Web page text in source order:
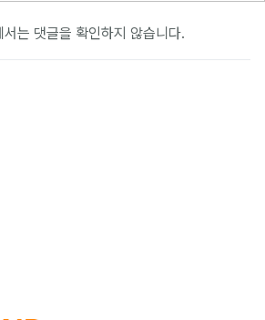
서는 댓글을 확인하지 않습니다.